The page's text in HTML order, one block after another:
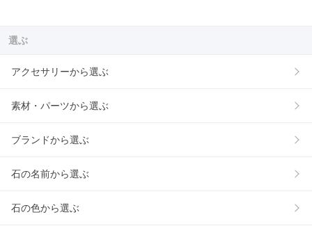
選ぶ
アクセサリーから選ぶ
素材・パーツから選ぶ
ブランドから選ぶ
石の名前から選ぶ
石の色から選ぶ